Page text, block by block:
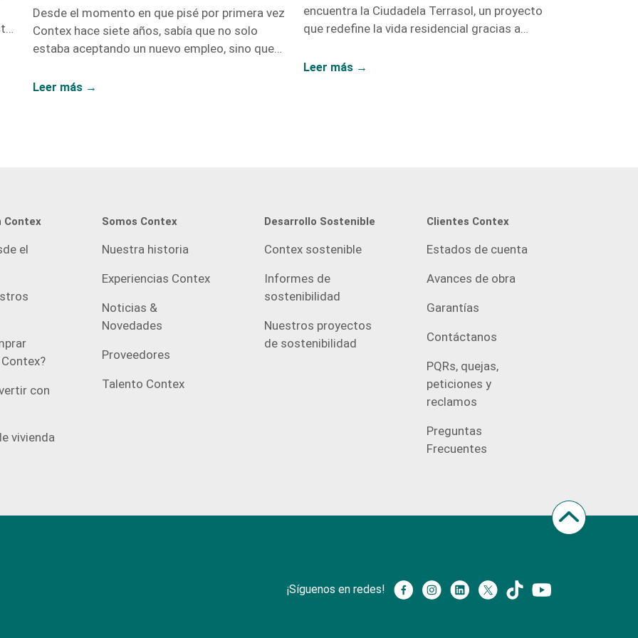
Desde el momento en que pisé por primera vez
Contex hace siete años, sabía que no solo
estaba aceptando un nuevo empleo, sino que
de oportunidades de crecimiento. No me
Leer más →
encuentra la Ciudadela Terrasol, un proyecto
que redefine la vida residencial gracias a
y Fragua.
Leer más →
Contex
el
con
vivienda
Somos Contex
Nuestra historia
Experiencias Contex
Noticias &
Novedades
Proveedores
Talento Contex
Desarrollo Sostenible
Contex sostenible
Informes de
sostenibilidad
Nuestros proyectos
de sostenibilidad
Clientes Contex
Estados de cuenta
Avances de obra
Garantías
Contáctanos
PQRs, quejas,
peticiones y
reclamos
Preguntas
Frecuentes
¡Síguenos en redes!